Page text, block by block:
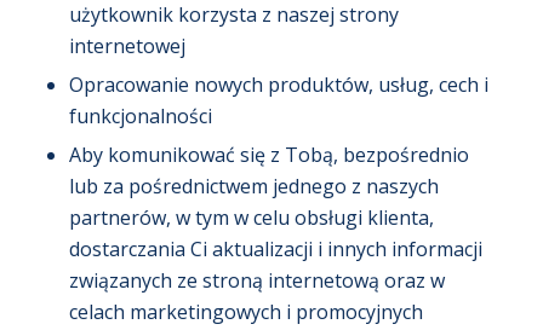
użytkownik korzysta z naszej strony
internetowej
Opracowanie nowych produktów, usług, cech i
funkcjonalności
Aby komunikować się z Tobą, bezpośrednio
lub za pośrednictwem jednego z naszych
partnerów, w tym w celu obsługi klienta,
dostarczania Ci aktualizacji i innych informacji
związanych ze stroną internetową oraz w
celach marketingowych i promocyjnych